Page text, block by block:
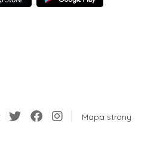
Mapa strony